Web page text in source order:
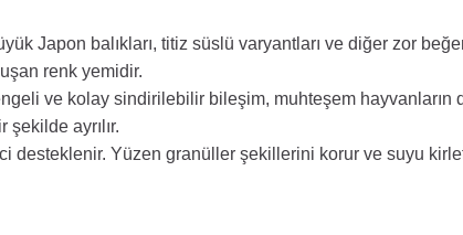
Japon balıkları, titiz süslü varyantları ve diğer zor
renk yemidir.
ve kolay sindirilebilir bileşim, muhteşem
ayrılır.
desteklenir. Yüzen granüller şekillerini korur ve suyu